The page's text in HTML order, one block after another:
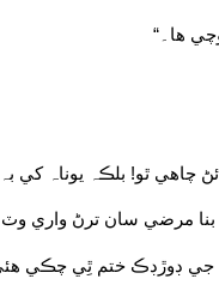
ها۔“
ٿو! بلڪہ يوناہ کي
مرضي سان ترڻ واري
ڊوڙڊڪ ختم ٿِي چڪي